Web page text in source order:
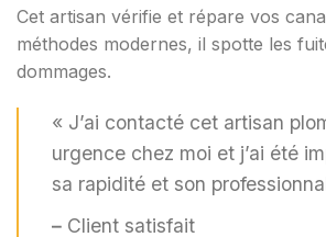
Cet artisan vérifie et répare vos
méthodes modernes, il spotte les
dommages.
« J’ai contacté cet artisan
urgence chez moi et j’ai été
sa rapidité et son
– Client satisfait